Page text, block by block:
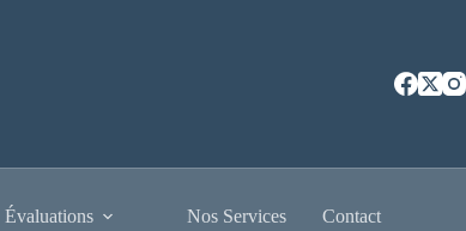
Évaluations Nos Services Contact